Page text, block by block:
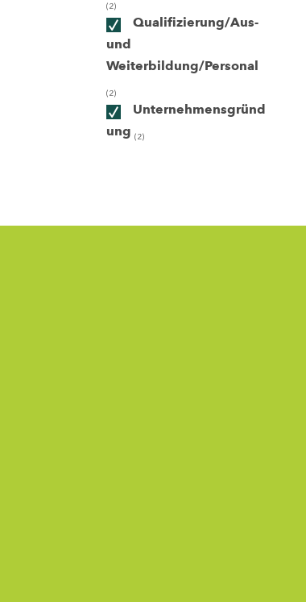
(2)
Qualifizierung/Aus-
und
Weiterbildung/Personal
(2)
Unternehmensgründ
ung (2)